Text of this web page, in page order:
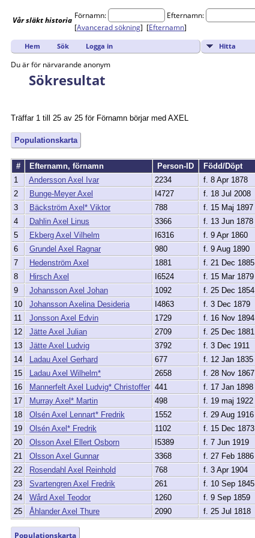
Vårsläkthistoria Förnamn:
Efternamn:
[Avancerad sökning] [Efternamn]
Hem Sök Logga in Hitta
Du är för närvarande anonym
Sökresultat
Träffar 1 till 25 av 25 för Förnamn börjar med AXEL
Populationskarta
# Efternamn, förnamn Person-ID Född/Döpt
1
Andersson Axel Ivar 2234 f. 8 Apr 1878
2
Bunge-Meyer Axel I4727
f. 18 Jul 2008
3
Bäckström Axel* Viktor 788 f. 15 Maj 1897
4
Dahlin Axel Linus 3366 f. 13 Jun 1878
5
Ekberg Axel Vilhelm I6316 f. 9 Apr 1860
6
Grundel Axel Ragnar 980 f. 9 Aug 1890
7
Hedenström Axel 1881 f. 21 Dec 1885
8
Hirsch Axel I6524 f. 15 Mar 1879
9
Johansson Axel Johan 1092 f. 25 Dec 1854
10
Johansson Axelina Desideria I4863 f. 3 Dec 1879
11
Jonsson Axel Edvin 1729 f. 16 Nov 1894
12
Jätte Axel Julian 2709 f. 25 Dec 1881
13
Jätte Axel Ludvig 3792 f. 3 Dec 1911
14
Ladau Axel Gerhard 677 f. 12 Jan 1835
15
Ladau Axel Wilhelm* 2658 f. 28 Nov 1867
16
Mannerfelt Axel Ludvig* Christoffer 441 f. 17 Jan 1898
17
Murray Axel* Martin 498 f. 19 maj 1922
18
Olsén Axel Lennart* Fredrik 1552 f. 29 Aug 1916
19
Olsén Axel* Fredrik 1102 f. 15 Dec 1873
20
Olsson Axel Ellert Osborn I5389 f. 7 Jun 1919
21
Olsson Axel Gunnar 3368 f. 27 Feb 1886
22
Rosendahl Axel Reinhold 768 f. 3 Apr 1904
23
Svartengren Axel Fredrik 261 f. 10 Sep 1845
24
Wård Axel Teodor 1260 f. 9 Sep 1859
25
Åhlander Axel Thure 2090 f. 25 Jul 1818
Populationskarta